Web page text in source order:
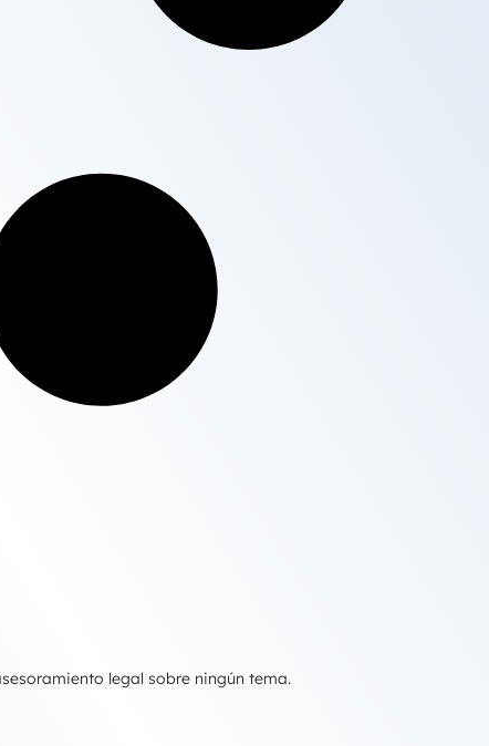
legal sobre ningún tema.